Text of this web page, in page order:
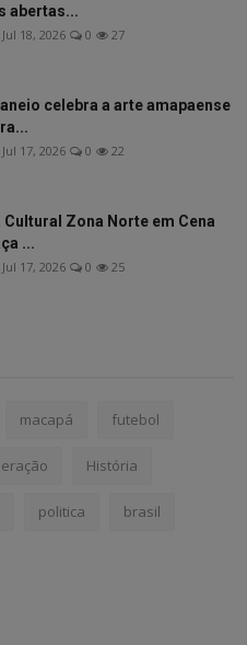
abertas...
Jul 18, 2026 0 27
celebra a arte amapaense
Jul 17, 2026 0 22
Cultural Zona Norte em Cena
...
Jul 17, 2026 0 25
macapá futebol
História
politica brasil